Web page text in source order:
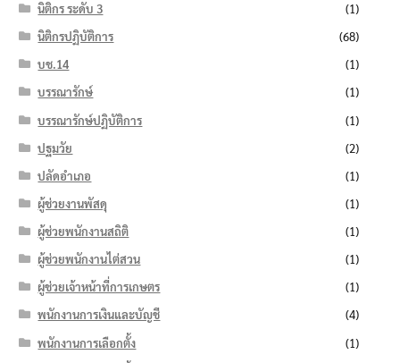
นิติกร ระดับ 3
(1)
นิติกรปฏิบัติการ
(68)
บช.14
(1)
บรรณารักษ์
(1)
บรรณารักษ์ปฏิบัติการ
(1)
ปฐมวัย
(2)
ปลัดอำเภอ
(1)
ผู้ช่วยงานพัสดุ
(1)
ผู้ช่วยพนักงานสถิติ
(1)
ผู้ช่วยพนักงานไต่สวน
(1)
ผู้ช่วยเจ้าหน้าที่การเกษตร
(1)
พนักงานการเงินและบัญชี
(4)
พนักงานการเลือกตั้ง
(1)